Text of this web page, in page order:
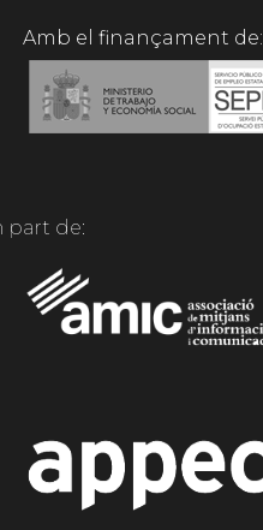
Amb el finançament de:
part de: